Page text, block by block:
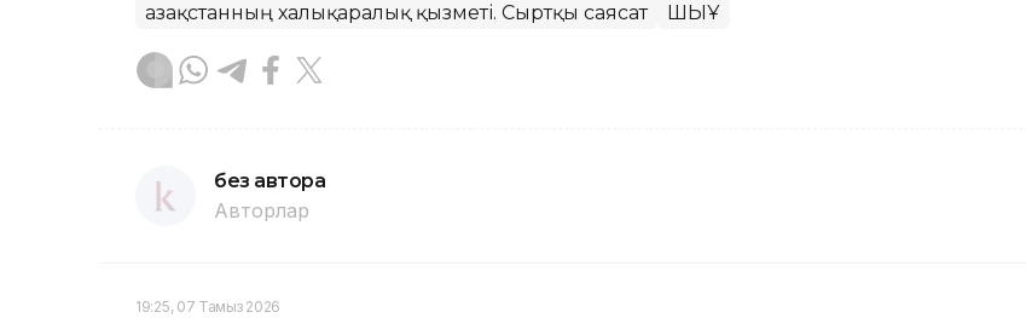
Қазақстанның халықаралық қызметі. Сыртқы саясат
ШЫҰ
без автора
Авторлар
19:25, 07 Тамыз 2026